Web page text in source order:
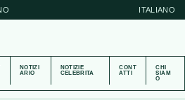
ITALIANO
NOTIZI
ARIO
NOTIZIE
CELEBRITA
CONT
ATTI
CHI
SIAM
O